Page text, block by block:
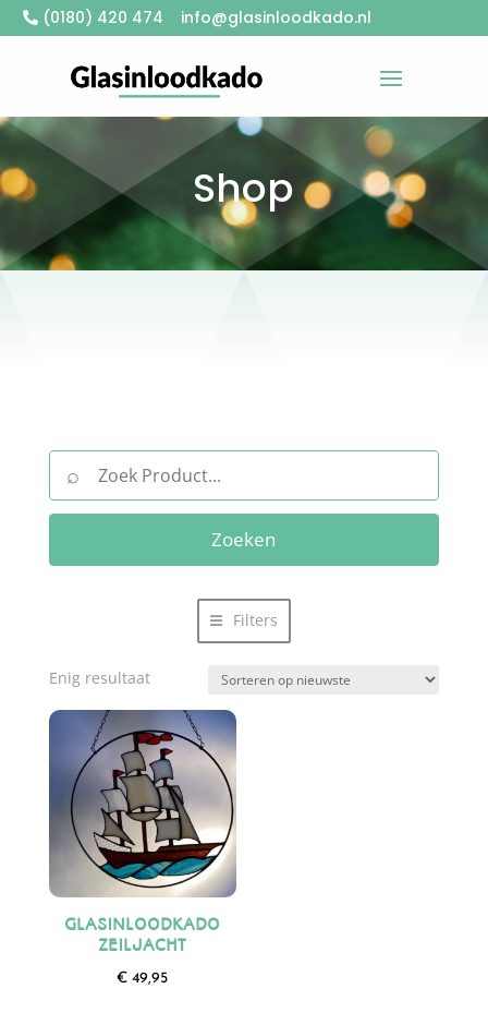
(0180) 420 474 info@glasinloodkado.nl
Shop
⌕
Zoeken
Filters
Enig resultaat
GLASINLOODKADO
ZEILJACHT
€ 49,95